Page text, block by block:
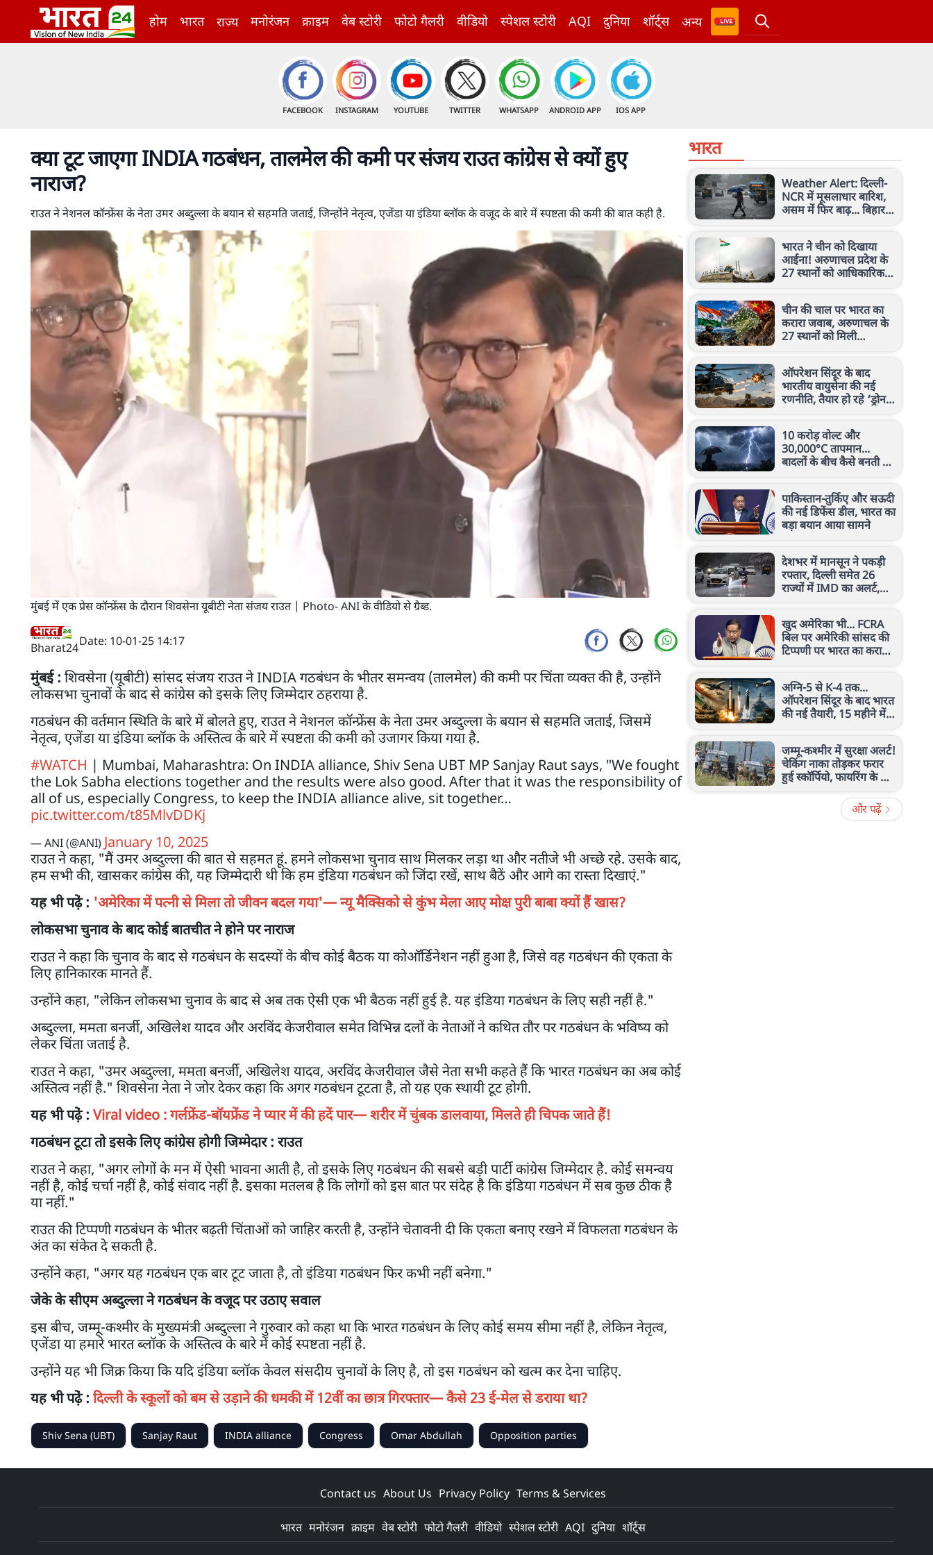
होम भारत राज्य मनोरंजन क्राइम वेब स्टोरी फोटो गैलरी वीडियो स्पेशल स्टोरी AQI दुनिया शॉर्ट्स अन्य
FACEBOOK INSTAGRAM YOUTUBE TWITTER WHATSAPP ANDROID APP IOS APP
क्या टूट जाएगा INDIA गठबंधन, तालमेल की कमी पर संजय राउत कांग्रेस से क्यों हुए
नाराज?
राउत ने नेशनल कॉन्फ्रेंस के नेता उमर अब्दुल्ला के बयान से सहमति जताई, जिन्होंने नेतृत्व, एजेंडा या इंडिया ब्लॉक के वजूद के बारे में स्पष्टता की कमी की बात कही है.
मुंबई में एक प्रेस कॉन्फ्रेंस के दौरान शिवसेना यूबीटी नेता संजय राउत | Photo- ANI के वीडियो से ग्रैब्ड.
Bharat24Date: 10-01-25 14:17
मुंबई : शिवसेना (यूबीटी) सांसद संजय राउत ने INDIA गठबंधन के भीतर समन्वय (तालमेल) की कमी पर चिंता व्यक्त की है, उन्होंने
लोकसभा चुनावों के बाद से कांग्रेस को इसके लिए जिम्मेदार ठहराया है.
गठबंधन की वर्तमान स्थिति के बारे में बोलते हुए, राउत ने नेशनल कॉन्फ्रेंस के नेता उमर अब्दुल्ला के बयान से सहमति जताई, जिसमें
नेतृत्व, एजेंडा या इंडिया ब्लॉक के अस्तित्व के बारे में स्पष्टता की कमी को उजागर किया गया है.
#WATCH | Mumbai, Maharashtra: On INDIA alliance, Shiv Sena UBT MP Sanjay Raut says, "We fought
the Lok Sabha elections together and the results were also good. After that it was the responsibility of
all of us, especially Congress, to keep the INDIA alliance alive, sit together…
pic.twitter.com/t85MlvDDKj
— ANI (@ANI) January 10, 2025
राउत ने कहा, "मैं उमर अब्दुल्ला की बात से सहमत हूं. हमने लोकसभा चुनाव साथ मिलकर लड़ा था और नतीजे भी अच्छे रहे. उसके बाद,
हम सभी की, खासकर कांग्रेस की, यह जिम्मेदारी थी कि हम इंडिया गठबंधन को जिंदा रखें, साथ बैठें और आगे का रास्ता दिखाएं."
यह भी पढे़ं : 'अमेरिका में पत्नी से मिला तो जीवन बदल गया'— न्यू मैक्सिको से कुंभ मेला आए मोक्ष पुरी बाबा क्यों हैं खास?
लोकसभा चुनाव के बाद कोई बातचीत ने होने पर नाराज
राउत ने कहा कि चुनाव के बाद से गठबंधन के सदस्यों के बीच कोई बैठक या कोऑर्डिनेशन नहीं हुआ है, जिसे वह गठबंधन की एकता के
लिए हानिकारक मानते हैं.
उन्होंने कहा, "लेकिन लोकसभा चुनाव के बाद से अब तक ऐसी एक भी बैठक नहीं हुई है. यह इंडिया गठबंधन के लिए सही नहीं है."
अब्दुल्ला, ममता बनर्जी, अखिलेश यादव और अरविंद केजरीवाल समेत विभिन्न दलों के नेताओं ने कथित तौर पर गठबंधन के भविष्य को
लेकर चिंता जताई है.
राउत ने कहा, "उमर अब्दुल्ला, ममता बनर्जी, अखिलेश यादव, अरविंद केजरीवाल जैसे नेता सभी कहते हैं कि भारत गठबंधन का अब कोई
अस्तित्व नहीं है." शिवसेना नेता ने जोर देकर कहा कि अगर गठबंधन टूटता है, तो यह एक स्थायी टूट होगी.
यह भी पढे़ं : Viral video : गर्लफ्रेंड-बॉयफ्रेंड ने प्यार में की हदें पार— शरीर में चुंबक डालवाया, मिलते ही चिपक जाते हैं!
गठबंधन टूटा तो इसके लिए कांग्रेस होगी जिम्मेदार : राउत
राउत ने कहा, "अगर लोगों के मन में ऐसी भावना आती है, तो इसके लिए गठबंधन की सबसे बड़ी पार्टी कांग्रेस जिम्मेदार है. कोई समन्वय
नहीं है, कोई चर्चा नहीं है, कोई संवाद नहीं है. इसका मतलब है कि लोगों को इस बात पर संदेह है कि इंडिया गठबंधन में सब कुछ ठीक है
या नहीं."
राउत की टिप्पणी गठबंधन के भीतर बढ़ती चिंताओं को जाहिर करती है, उन्होंने चेतावनी दी कि एकता बनाए रखने में विफलता गठबंधन के
अंत का संकेत दे सकती है.
उन्होंने कहा, "अगर यह गठबंधन एक बार टूट जाता है, तो इंडिया गठबंधन फिर कभी नहीं बनेगा."
जेके के सीएम अब्दुल्ला ने गठबंधन के वजूद पर उठाए सवाल
इस बीच, जम्मू-कश्मीर के मुख्यमंत्री अब्दुल्ला ने गुरुवार को कहा था कि भारत गठबंधन के लिए कोई समय सीमा नहीं है, लेकिन नेतृत्व,
एजेंडा या हमारे भारत ब्लॉक के अस्तित्व के बारे में कोई स्पष्टता नहीं है.
उन्होंने यह भी जिक्र किया कि यदि इंडिया ब्लॉक केवल संसदीय चुनावों के लिए है, तो इस गठबंधन को खत्म कर देना चाहिए.
यह भी पढे़ं : दिल्ली के स्कूलों को बम से उड़ाने की धमकी में 12वीं का छात्र गिरफ्तार— कैसे 23 ई-मेल से डराया था?
Shiv Sena (UBT) Sanjay Raut INDIA alliance Congress Omar Abdullah Opposition parties
भारत
Weather Alert: दिल्ली-
NCR में मूसलाधार बारिश,
असम में फिर बाढ़... बिहार-
भारत ने चीन को दिखाया
आईना! अरुणाचल प्रदेश के
27 स्थानों को आधिकारिक
चीन की चाल पर भारत का
करारा जवाब, अरुणाचल के
27 स्थानों को मिली
ऑपरेशन सिंदूर के बाद
भारतीय वायुसेना की नई
रणनीति, तैयार हो रहे ‘ड्रोन
10 करोड़ वोल्ट और
30,000°C तापमान...
बादलों के बीच कैसे बनती है
पाकिस्तान-तुर्किए और सऊदी
की नई डिफेंस डील, भारत का
बड़ा बयान आया सामने
देशभर में मानसून ने पकड़ी
रफ्तार, दिल्ली समेत 26
राज्यों में IMD का अलर्ट,
खुद अमेरिका भी... FCRA
बिल पर अमेरिकी सांसद की
टिप्पणी पर भारत का करारा
अग्नि-5 से K-4 तक...
ऑपरेशन सिंदूर के बाद भारत
की नई तैयारी, 15 महीने में
जम्मू-कश्मीर में सुरक्षा अलर्ट!
चेकिंग नाका तोड़कर फरार
हुई स्कॉर्पियो, फायरिंग के बाद
और पढ़ें
Contact us About Us Privacy Policy Terms & Services
भारत मनोरंजन क्राइम वेब स्टोरी फोटो गैलरी वीडियो स्पेशल स्टोरी AQI दुनिया शॉर्ट्स